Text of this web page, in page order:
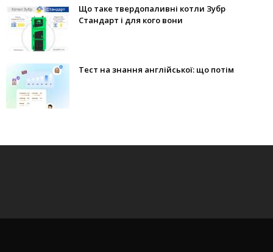
Що таке твердопаливні котли Зубр
Стандарт і для кого вони
Тест на знання англійської: що потім